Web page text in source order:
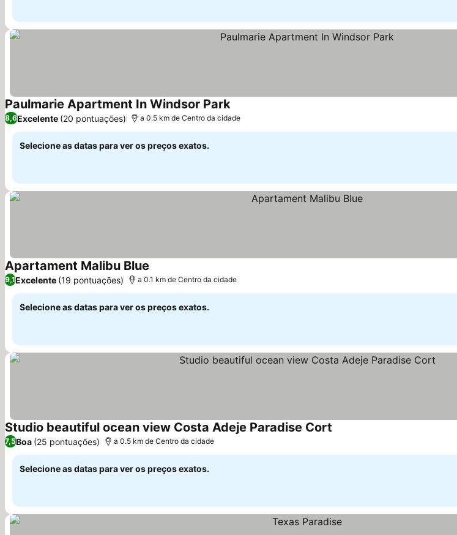
Paulmarie Apartment In Windsor Park
8,6Excelente (20 pontuações) a 0.5 km de Centro da cidade
Selecione as datas para ver os preços exatos.
Apartament Malibu Blue
9,1Excelente (19 pontuações) a 0.1 km de Centro da cidade
Selecione as datas para ver os preços exatos.
Studio beautiful ocean view Costa Adeje Paradise Cort
7,5Boa (25 pontuações) a 0.5 km de Centro da cidade
Selecione as datas para ver os preços exatos.